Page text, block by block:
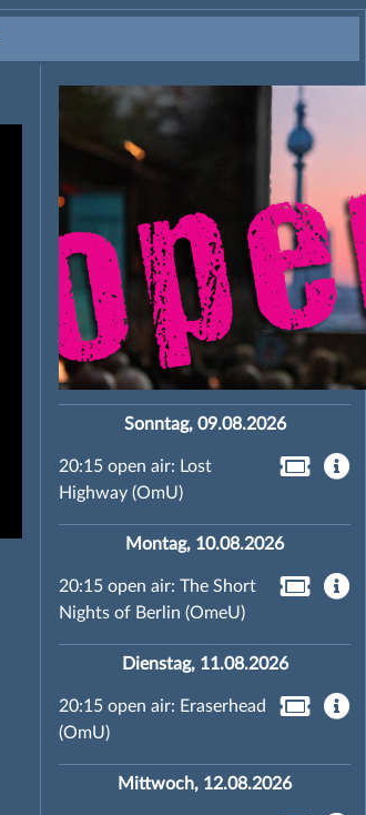
Sonntag, 09.08.2026
20:15 open air: Lost
Highway (OmU)
Montag, 10.08.2026
20:15 open air: The Short
Nights of Berlin (OmeU)
Dienstag, 11.08.2026
20:15 open air: Eraserhead
(OmU)
Mittwoch, 12.08.2026